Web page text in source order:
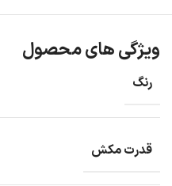
ویژگی های محصول
رنگ
قدرت مکش